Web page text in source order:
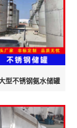
型不锈钢氨水储罐